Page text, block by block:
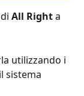
All Right a
utilizzando i
sistema